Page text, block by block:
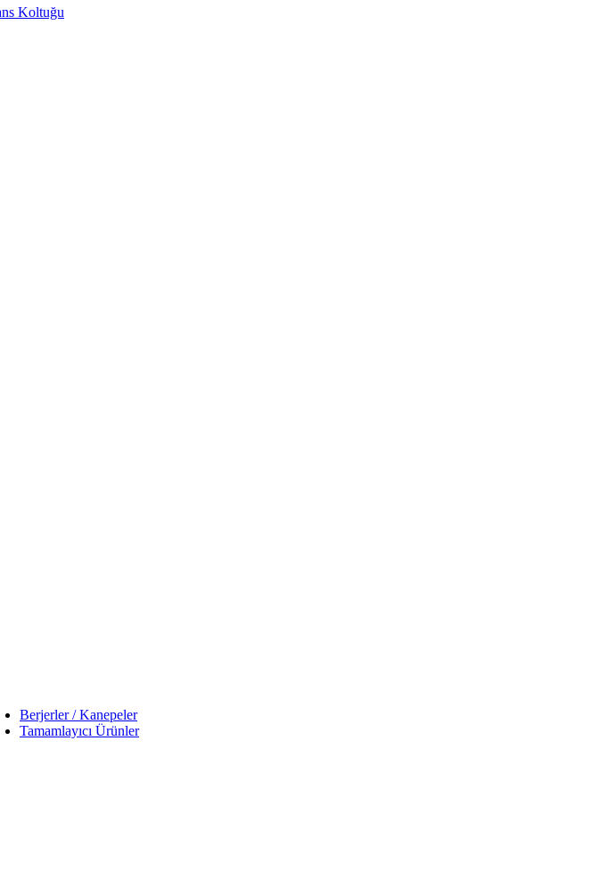
Berjerler / Kanepeler
Tamamlayıcı Ürünler